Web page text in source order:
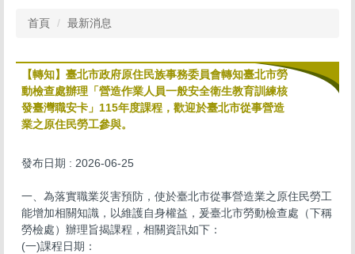
首頁 最新消息
【轉知】臺北市政府原住民族事務委員會轉知臺北市勞
動檢查處辦理「營造作業人員一般安全衛生教育訓練核
發臺灣職安卡」115年度課程，歡迎於臺北市從事營造
業之原住民勞工參與。
發布日期 : 2026-06-25
一、為落實職業災害預防，使於臺北市從事營造業之原住民勞工
能增加相關知識，以維護自身權益，爰臺北市勞動檢查處（下稱
勞檢處）辦理旨揭課程，相關資訊如下：
(一)課程日期：